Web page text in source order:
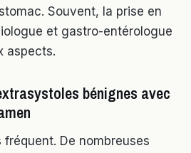
Souvent, la prise en
et gastro-entérologue
aspects.
bénignes avec
fréquent. De nombreuses